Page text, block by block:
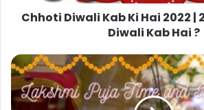
Chhoti Diwali Kab Ki Hai 2022 |
Diwali Kab Hai ?